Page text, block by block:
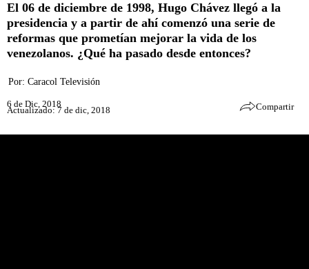
El 06 de diciembre de 1998, Hugo Chávez llegó a la
presidencia y a partir de ahí comenzó una serie de
reformas que prometían mejorar la vida de los
venezolanos. ¿Qué ha pasado desde entonces?
Por: Caracol Televisión
6 de Dic, 2018
Actualizado: 7 de dic, 2018 Compartir